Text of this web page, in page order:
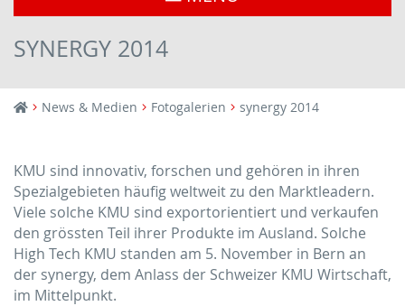
SYNERGY 2014
News & Medien Fotogalerien synergy 2014
KMU sind innovativ, forschen und gehören in ihren
Spezialgebieten häufig weltweit zu den Marktleadern.
Viele solche KMU sind exportorientiert und verkaufen
den grössten Teil ihrer Produkte im Ausland. Solche
High Tech KMU standen am 5. November in Bern an
der synergy, dem Anlass der Schweizer KMU Wirtschaft,
im Mittelpunkt.